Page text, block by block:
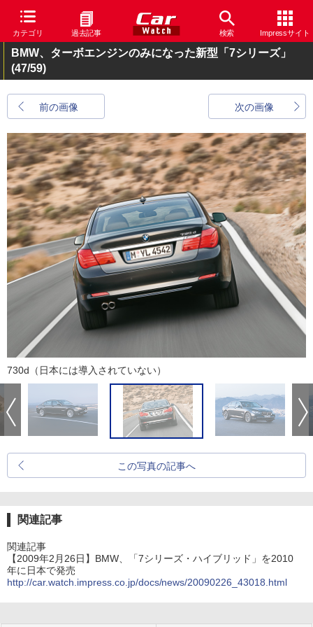
カテゴリ 過去記事 検索 Impressサイト
BMW、ターボエンジンのみになった新型「7シリーズ」
(47/59)
前の画像 次の画像
730d（日本には導入されていない）
この写真の記事へ
関連記事
関連記事
【2009年2月26日】BMW、「7シリーズ・ハイブリッド」を2010
年に日本で発売
http://car.watch.impress.co.jp/docs/news/20090226_43018.html